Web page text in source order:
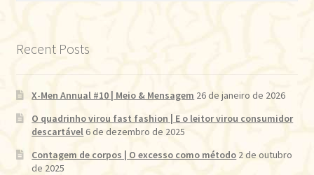
Recent Posts
X-Men Annual #10 | Meio & Mensagem 26 de janeiro de 2026
O quadrinho virou fast fashion | E o leitor virou consumidor
descartável6 de dezembro de 2025
Contagem de corpos | O excesso como método 2 de outubro
de 2025